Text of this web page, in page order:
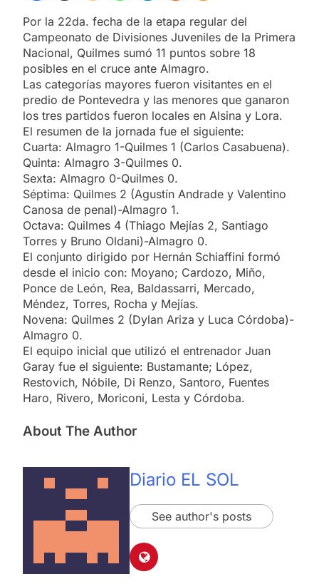
Por la 22da. fecha de la etapa regular del
Campeonato de Divisiones Juveniles de la Primera
Nacional, Quilmes sumó 11 puntos sobre 18
posibles en el cruce ante Almagro.
Las categorías mayores fueron visitantes en el
predio de Pontevedra y las menores que ganaron
los tres partidos fueron locales en Alsina y Lora.
El resumen de la jornada fue el siguiente:
Cuarta: Almagro 1-Quilmes 1 (Carlos Casabuena).
Quinta: Almagro 3-Quilmes 0.
Sexta: Almagro 0-Quilmes 0.
Séptima: Quilmes 2 (Agustín Andrade y Valentino
Canosa de penal)-Almagro 1.
Octava: Quilmes 4 (Thiago Mejías 2, Santiago
Torres y Bruno Oldani)-Almagro 0.
El conjunto dirigido por Hernán Schiaffini formó
desde el inicio con: Moyano; Cardozo, Miño,
Ponce de León, Rea, Baldassarri, Mercado,
Méndez, Torres, Rocha y Mejías.
Novena: Quilmes 2 (Dylan Ariza y Luca Córdoba)-
Almagro 0.
El equipo inicial que utilizó el entrenador Juan
Garay fue el siguiente: Bustamante; López,
Restovich, Nóbile, Di Renzo, Santoro, Fuentes
Haro, Rivero, Moriconi, Lesta y Córdoba.
About The Author
Diario EL SOL
See author's posts